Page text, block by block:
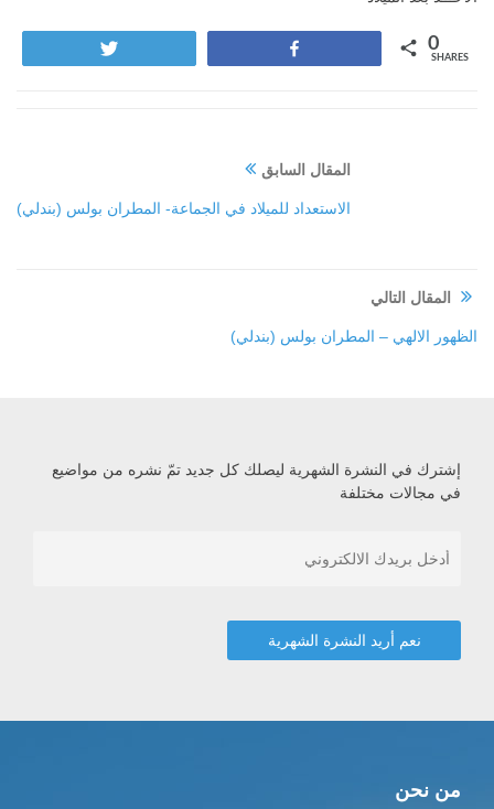
0
SHARES
المقال السابق
الاستعداد للميلاد في الجماعة- المطران بولس (بندلي)
المقال التالي
الظهور الالهي – المطران بولس (بندلي)
إشترك في النشرة الشهرية ليصلك كل جديد تمّ نشره من مواضيع
في مجالات مختلفة
من نحن